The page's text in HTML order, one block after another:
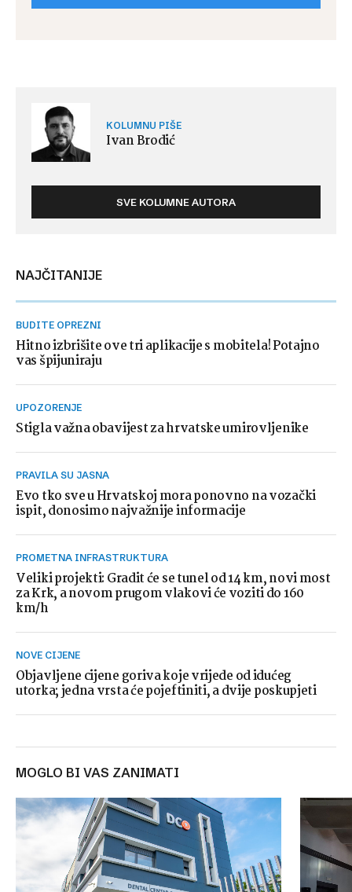
KOLUMNU PIŠE
Ivan Brodić
SVE KOLUMNE AUTORA
NAJČITANIJE
BUDITE OPREZNI
Hitno izbrišite ove tri aplikacije s mobitela! Potajno
vas špijuniraju
UPOZORENJE
Stigla važna obavijest za hrvatske umirovljenike
PRAVILA SU JASNA
Evo tko sve u Hrvatskoj mora ponovno na vozački
ispit, donosimo najvažnije informacije
PROMETNA INFRASTRUKTURA
Veliki projekti: Gradit će se tunel od 14 km, novi most
za Krk, a novom prugom vlakovi će voziti do 160
km/h
NOVE CIJENE
Objavljene cijene goriva koje vrijede od idućeg
utorka; jedna vrsta će pojeftiniti, a dvije poskupjeti
MOGLO BI VAS ZANIMATI